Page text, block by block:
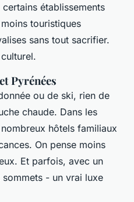
établissements
touristiques
sans tout sacrifier.
Pyrénées
ou de ski, rien de
chaude. Dans les
hôtels familiaux
On pense moins
Et parfois, avec un
- un vrai luxe